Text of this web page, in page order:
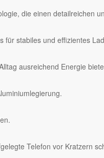
die einen detailreichen
für stabiles und effizientes
ausreichend Energie
Telefon vor Kratzern